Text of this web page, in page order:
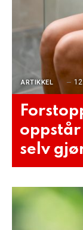
ARTIKKEL
oppstår
selv